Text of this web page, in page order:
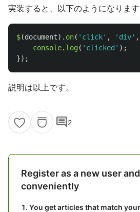
実装すると、以下のようになります
$(document). on( ' click' , ' div' ,
console. log( ' clicked ' );
});
説明は以上です。
comment2
Register as a new user
conveniently
You get articles that match